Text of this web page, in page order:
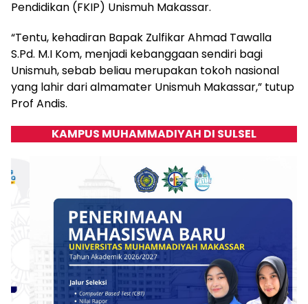
Pendidikan (FKIP) Unismuh Makassar.
“Tentu, kehadiran Bapak Zulfikar Ahmad Tawalla
S.Pd. M.I Kom, menjadi kebanggaan sendiri bagi
Unismuh, sebab beliau merupakan tokoh nasional
yang lahir dari almamater Unismuh Makassar,” tutup
Prof Andis.
KAMPUS MUHAMMADIYAH DI SULSEL